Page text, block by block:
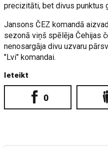
precizitāti, bet divus punktus
Jansons ČEZ komandā
sezonā viņš spēlēja Čehijas
nenosargāja divu uzvaru
"Lvi" komandai.
Ieteikt
0